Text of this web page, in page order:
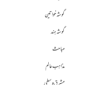
گوشہ خواتین
گوشہ ہند
مباحث
مذاہب عالم